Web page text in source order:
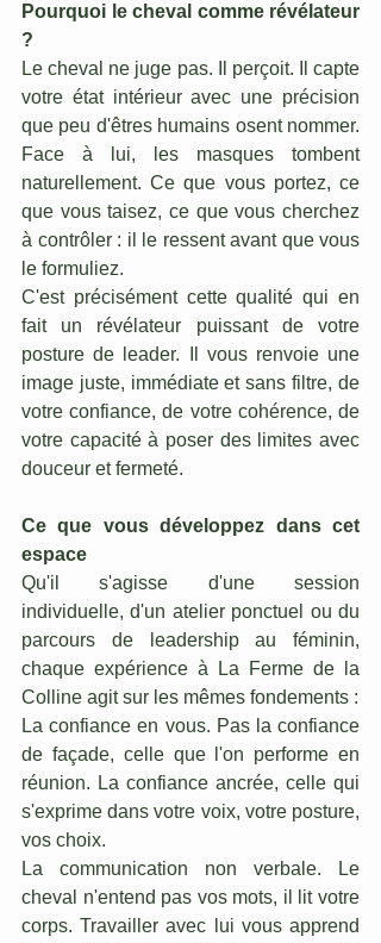
Pourquoi le cheval comme révélateur
?
Le cheval ne juge pas. Il perçoit. Il capte
votre état intérieur avec une précision
que peu d'êtres humains osent nommer.
Face à lui, les masques tombent
naturellement. Ce que vous portez, ce
que vous taisez, ce que vous cherchez
à contrôler : il le ressent avant que vous
le formuliez.
C'est précisément cette qualité qui en
fait un révélateur puissant de votre
posture de leader. Il vous renvoie une
image juste, immédiate et sans filtre, de
votre confiance, de votre cohérence, de
votre capacité à poser des limites avec
douceur et fermeté.
Ce que vous développez dans cet
espace
Qu'il s'agisse d'une session
individuelle, d'un atelier ponctuel ou du
parcours de leadership au féminin,
chaque expérience à La Ferme de la
Colline agit sur les mêmes fondements :
La confiance en vous. Pas la confiance
de façade, celle que l'on performe en
réunion. La confiance ancrée, celle qui
s'exprime dans votre voix, votre posture,
vos choix.
La communication non verbale. Le
cheval n'entend pas vos mots, il lit votre
corps. Travailler avec lui vous apprend